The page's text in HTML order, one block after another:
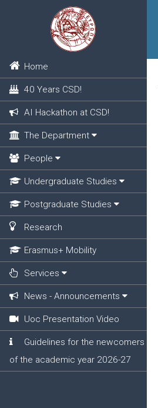
Home
40 Years CSD!
AI Hackathon at CSD!
The Department
People
Undergraduate Studies
Postgraduate Studies
Research
Erasmus+ Mobility
Services
News - Announcements
Uoc Presentation Video
Guidelines for the newcomers
of the academic year 2026-27